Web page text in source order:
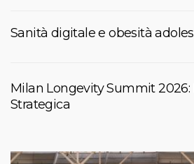
Sanità digitale e obesità
Milan Longevity Summit 2026:
Strategica